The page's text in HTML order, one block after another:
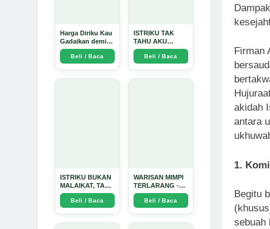
Harga Diriku Kau
Gadaikan demi
Perempuan Itu -
Arda Dinata
Beli / Baca
ISTRIKU TAK
TAHU AKU
PENGUSAHA
EMAS - Arda
Dinata
Beli / Baca
ISTRIKU BUKAN
MALAIKAT, TAPI
AKU JUGA
TIDAK SUCI -
Beli / Baca
WARISAN MIMPI
TERLARANG -
Arda Dinata
Beli / Baca
Firman
akidah
antara
1.
Begitu
sebuah